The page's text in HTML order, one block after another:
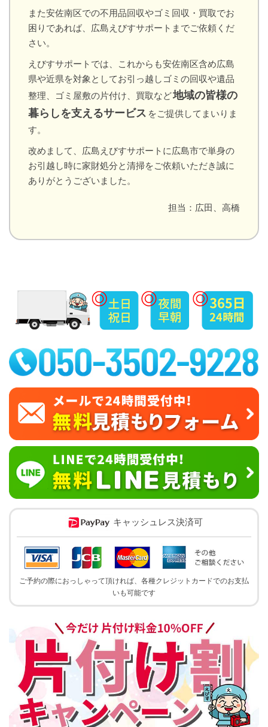
また安佐南区での不用品回収やゴミ回収・買取でお
困りであれば、広島えびすサポートまでご依頼くだ
さい。
えびすサポートでは、これからも安佐南区含め広島
県や近県を対象としてお引っ越しゴミの回収や遺品
整理、ゴミ屋敷の片付け、買取など地域の皆様の
暮らしを支えるサービス をご提供してまいりま
す。
改めまして、広島えびすサポートに広島市で単身の
お引越し時に家財処分と清掃をご依頼いただき誠に
ありがとうございました。
担当：広田、高橋
キャッシュレス決済可
ご予約の際におっしゃって頂ければ、各種クレジットカードでのお支払
いも可能です